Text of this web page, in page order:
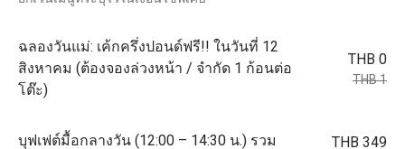
ฉลองวันแม่: เค้กครึ่งปอนด์ฟรี!! ในวันที่ 12
สิงหาคม (ต้องจองล่วงหน้า / จำกัด 1 ก้อนต่อ
โต๊ะ)
THB 0
THB 1
บุฟเฟต์มื้อกลางวัน (12:00 – 14:30 น.) รวม
THB 349